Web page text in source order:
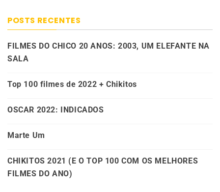
POSTS RECENTES
FILMES DO CHICO 20 ANOS: 2003, UM ELEFANTE NA
SALA
Top 100 filmes de 2022 + Chikitos
OSCAR 2022: INDICADOS
Marte Um
CHIKITOS 2021 (E O TOP 100 COM OS MELHORES
FILMES DO ANO)